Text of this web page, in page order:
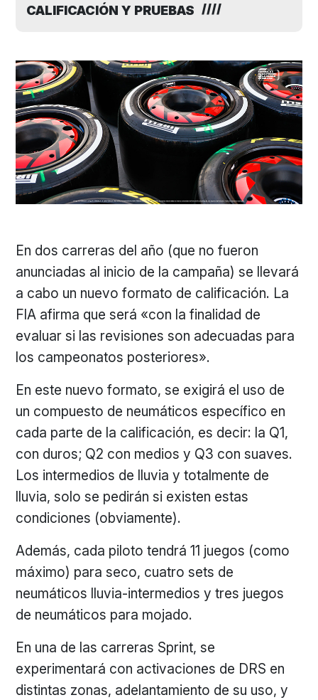
CALIFICACIÓN Y PRUEBAS
En dos carreras del año (que no fueron
anunciadas al inicio de la campaña) se llevará
a cabo un nuevo formato de calificación. La
FIA afirma que será «con la finalidad de
evaluar si las revisiones son adecuadas para
los campeonatos posteriores».
En este nuevo formato, se exigirá el uso de
un compuesto de neumáticos específico en
cada parte de la calificación, es decir: la Q1,
con duros; Q2 con medios y Q3 con suaves.
Los intermedios de lluvia y totalmente de
lluvia, solo se pedirán si existen estas
condiciones (obviamente).
Además, cada piloto tendrá 11 juegos (como
máximo) para seco, cuatro sets de
neumáticos lluvia-intermedios y tres juegos
de neumáticos para mojado.
En una de las carreras Sprint, se
experimentará con activaciones de DRS en
distintas zonas, adelantamiento de su uso, y